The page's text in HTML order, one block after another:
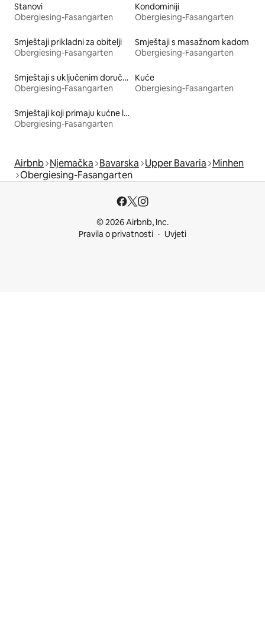
Stanovi
Obergiesing-Fasangarten
Kondominiji
Obergiesing-Fasangarten
Smještaji prikladni za obitelji
Obergiesing-Fasangarten
Smještaji s masažnom kadom
Obergiesing-Fasangarten
Smještaji s uključenim doručkom
Obergiesing-Fasangarten
Kuće
Obergiesing-Fasangarten
Smještaji koji primaju kućne ljubimce
Obergiesing-Fasangarten
Airbnb Njemačka Bavarska Upper Bavaria Minhen
Obergiesing-Fasangarten
© 2026 Airbnb, Inc.
Pravila o privatnosti
Uvjeti